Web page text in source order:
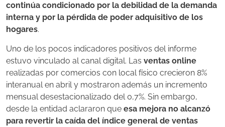
continúa condicionado por la debilidad de la demanda
interna y por la pérdida de poder adquisitivo de los
hogares.
Uno de los pocos indicadores positivos del informe
estuvo vinculado al canal digital. Las ventas online
realizadas por comercios con local físico crecieron 8%
interanual en abril y mostraron además un incremento
mensual desestacionalizado del 0,7%. Sin embargo,
desde la entidad aclararon que esa mejora no alcanzó
para revertir la caída del índice general de ventas